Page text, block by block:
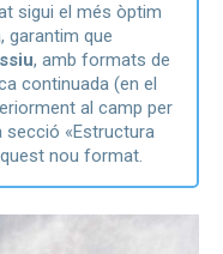
sigui el més òptim
garantim que
, amb formats de
continuada (en el
al camp per
secció «Estructura
nou format.